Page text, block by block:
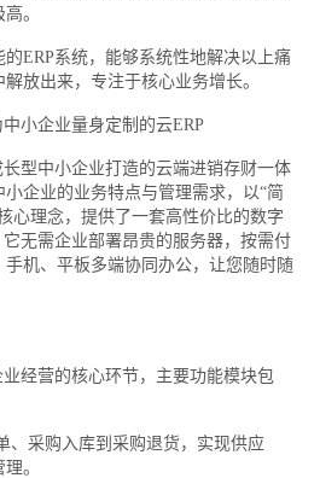
。
系统，能够系统性地解决以上痛
放出来，专注于核心业务增长。
小企业量身定制的云ERP
型中小企业打造的云端进销存财一体
企业的业务特点与管理需求，以“简
心理念，提供了一套高性价比的数字
无需企业部署昂贵的服务器，按需付
机、平板多端协同办公，让您随时随
经营的核心环节，主要功能模块包
采购入库到采购退货，实现供应
。